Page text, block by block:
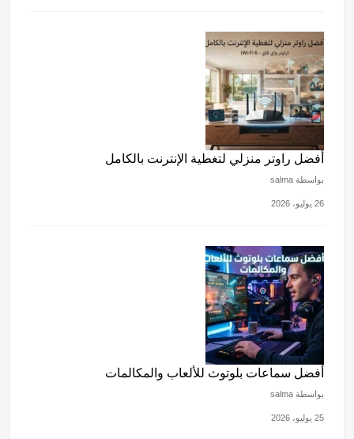
أفضل راوتر منزلي لتغطية الإنترنت بالكامل
بواسطة salma
26 يوليو، 2026
أفضل سماعات بلوتوث للألعاب والمكالمات
بواسطة salma
25 يوليو، 2026